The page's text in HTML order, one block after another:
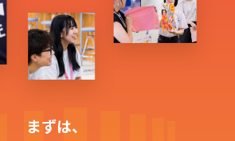
まずは、